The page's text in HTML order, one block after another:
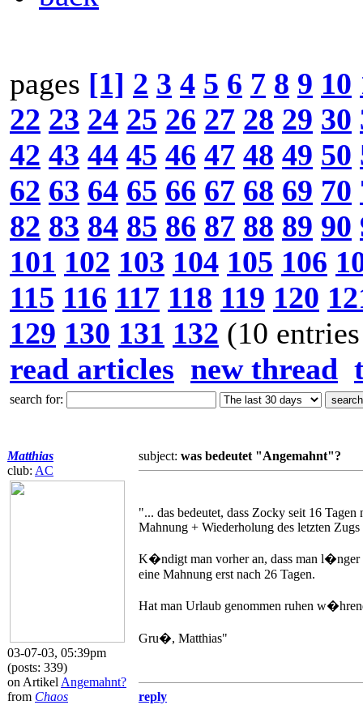
pages [1] 2 3 4 5 6 7 8 9 10
22 23 24 25 26 27 28 29 30
42 43 44 45 46 47 48 49 50
62 63 64 65 66 67 68 69 70
82 83 84 85 86 87 88 89 90
101 102 103 104 105 106
115 116 117 118 119 120
129 130 131 132 (10
read articles new thread
search for:
Matthias
club: AC
03-07-03, 05:39pm
(posts: 339)
on Artikel Angemahnt?
from Chaos
subject: was bedeutet "Angemahnt"?
"... das bedeutet, dass Zocky seit 16
Mahnung + Wiederholung des letzten
K�ndigt man vorher an, dass man
eine Mahnung erst nach 26 Tagen.
Hat man Urlaub genommen ruhen
Gru�, Matthias"
reply